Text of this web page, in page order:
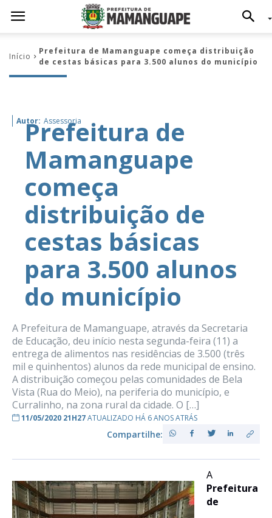
Início
Prefeitura de Mamanguape começa distribuição
de cestas básicas para 3.500 alunos do município
Autor: Assessoria
Prefeitura de
Mamanguape
começa
distribuição de
cestas básicas
para 3.500 alunos
do município
A Prefeitura de Mamanguape, através da Secretaria
de Educação, deu início nesta segunda-feira (11) a
entrega de alimentos nas residências de 3.500 (três
mil e quinhentos) alunos da rede municipal de ensino.
A distribuição começou pelas comunidades de Bela
Vista (Rua do Meio), na periferia do município, e
Curralinho, na zona rural da cidade. O […]
11/05/2020 21H27ATUALIZADO HÁ 6 ANOS ATRÁS
Compartilhe:
A
Prefeitura
de